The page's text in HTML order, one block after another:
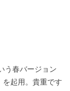
う春バージョン
を起用。貴重です